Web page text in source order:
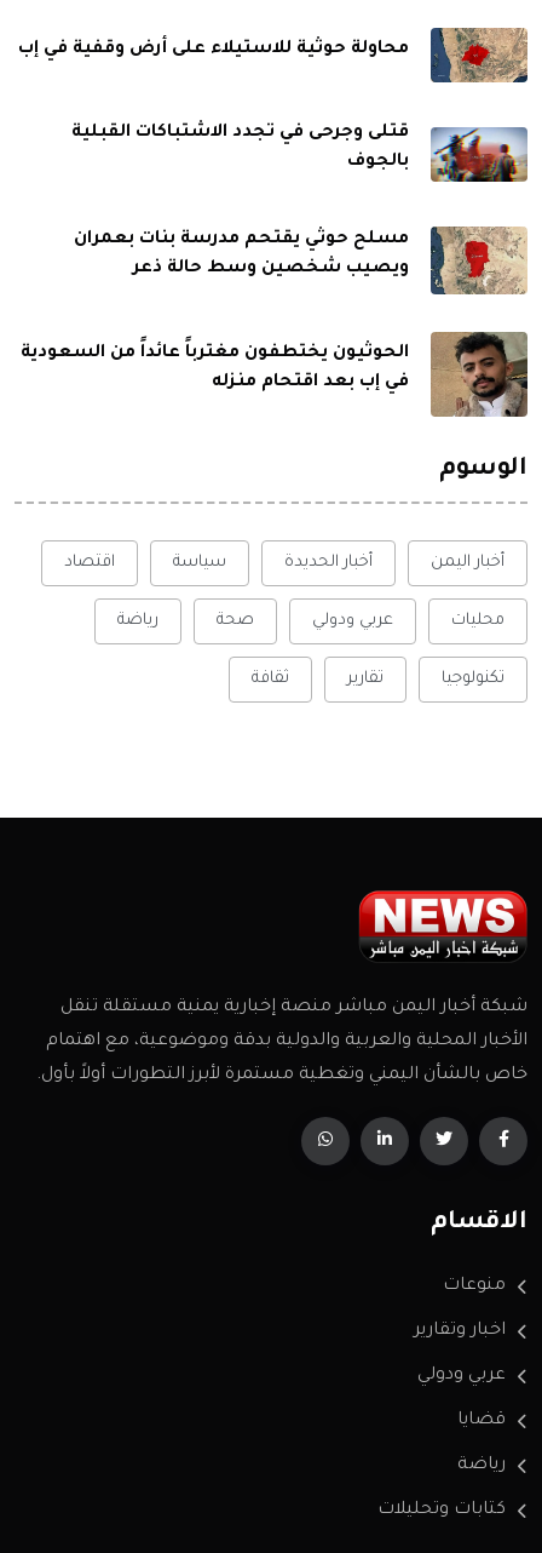
محاولة حوثية للاستيلاء على أرض وقفية في إب
قتلى وجرحى في تجدد الاشتباكات القبلية
بالجوف
مسلح حوثي يقتحم مدرسة بنات بعمران
ويصيب شخصين وسط حالة ذعر
الحوثيون يختطفون مغترباً عائداً من السعودية
في إب بعد اقتحام منزله
الوسوم
أخبار اليمن أخبار الحديدة سياسة اقتصاد
محليات عربي ودولي صحة رياضة
تكنولوجيا تقارير ثقافة
شبكة أخبار اليمن مباشر منصة إخبارية يمنية مستقلة تنقل
الأخبار المحلية والعربية والدولية بدقة وموضوعية، مع اهتمام
خاص بالشأن اليمني وتغطية مستمرة لأبرز التطورات أولاً بأول.
الاقسام
منوعات
اخبار وتقارير
عربي ودولي
قضايا
رياضة
كتابات وتحليلات